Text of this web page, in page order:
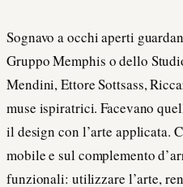
Sognavo a occhi aperti
Gruppo Memphis o dello
Mendini, Ettore Sottsass,
muse ispiratrici. Facevano
il design con l’arte applicata.
mobile e sul complemento
funzionali: utilizzare l’arte,